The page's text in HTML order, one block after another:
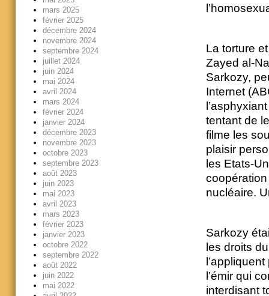
La torture
Zayed al-
Sarkozy,
Internet
tentant de
filme les
plaisir
les Etats-
nucléaire.
Sarkozy
les droits
l’émir qui
interdisant
mars 2025
février 2025
décembre 2024
novembre 2024
septembre 2024
juillet 2024
juin 2024
mai 2024
avril 2024
mars 2024
février 2024
janvier 2024
décembre 2023
novembre 2023
octobre 2023
septembre 2023
août 2023
juin 2023
mai 2023
avril 2023
mars 2023
février 2023
janvier 2023
octobre 2022
septembre 2022
août 2022
juin 2022
mai 2022